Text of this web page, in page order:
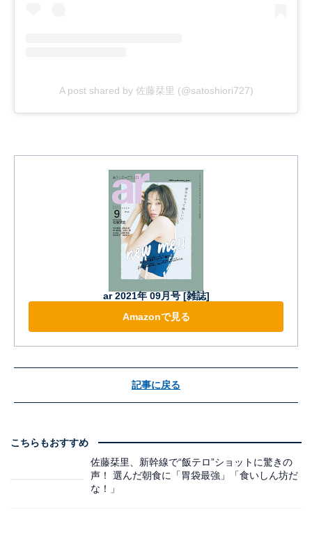
A post shared by 佐藤栞里 (@satoshiori727)
ar 2021年 09月号 [雑誌]
Amazonで見る
記事に戻る
こちらもおすすめ
佐藤栞里、新幹線で“飯テロ”ショットに驚きの
声！ 選んだ朝食に「胃袋最強」「食いしん坊だ
な！」